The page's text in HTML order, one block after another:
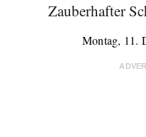
Zauberhafter
Montag, 11.